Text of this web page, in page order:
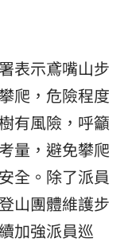
表示鳶嘴山步
爬，危險程度
有風險，呼籲
量，避免攀爬
全。除了派員
山團體維護步
加強派員巡